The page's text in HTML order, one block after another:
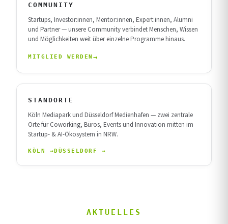
COMMUNITY
Startups, Investor:innen, Mentor:innen, Expert:innen, Alumni
und Partner — unsere Community verbindet Menschen, Wissen
und Möglichkeiten weit über einzelne Programme hinaus.
MITGLIED WERDEN
STANDORTE
Köln Mediapark und Düsseldorf Medienhafen — zwei zentrale
Orte für Coworking, Büros, Events und Innovation mitten im
Startup- & AI-Ökosystem in NRW.
KÖLN →DÜSSELDORF →
AKTUELLES